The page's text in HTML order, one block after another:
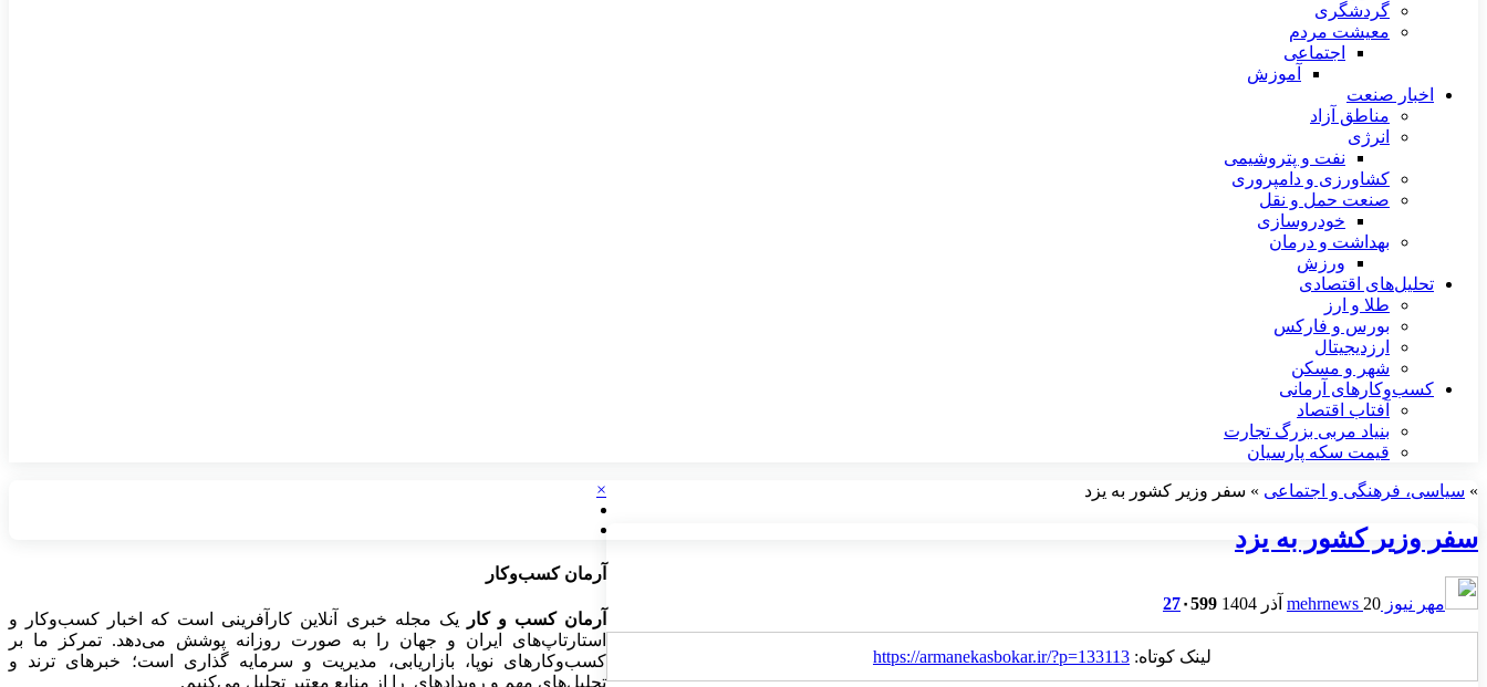
گردشگری
معیشت مردم
اجتماعی
آموزش
اخبار صنعت
مناطق آزاد
انرژی
نفت و پتروشیمی
کشاورزی و دامپروری
صنعت حمل و نقل
خودروسازی
بهداشت و درمان
ورزش
تحلیل‌های اقتصادی
طلا و ارز
بورس و فارکس
ارزدیجیتال
شهر و مسکن
کسب‌وکارهای آرمانی
آفتاب اقتصاد
بنیاد مربی بزرگ تجارت
قیمت سکه پارسیان
» سیاسی، فرهنگی و اجتماعی » سفر وزیر کشور به یزد
سفر وزیر کشور به یزد
مهر نیوز mehrnews 20 آذر 1404 27۰599
لینک کوتاه: https://armanekasbokar.ir/?p=133113
×
آرمان کسب‌وکار
آرمان کسب و کار
یک مجله خبری آنلاین کارآفرینی است که اخبار کسب‌وکار و
استارتاپ‌های ایران و جهان را به صورت روزانه پوشش می‌دهد. تمرکز ما بر
کسب‌وکارهای نوپا، بازاریابی، مدیریت و سرمایه گذاری است؛ خبرهای ترند و
تحلیل‌های مهم و رویدادهای را از منابع معتبر تحلیل می‌کنیم.